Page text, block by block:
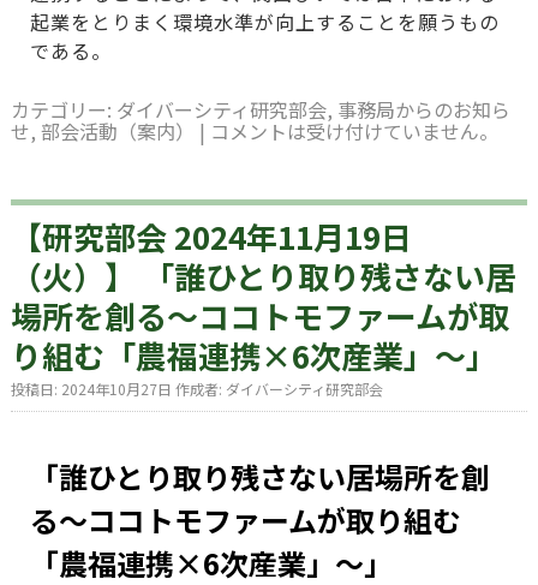
起業をとりまく環境水準が向上することを願うもの
である。
カテゴリー: ダイバーシティ研究部会, 事務局からのお知ら
せ, 部会活動（案内） | コメントは受け付けていません。
【研究部会 2024年11月19日
（火）】 「誰ひとり取り残さない居
場所を創る～ココトモファームが取
り組む「農福連携×6次産業」～」
投稿日: 2024年10月27日 作成者: ダイバーシティ研究部会
「誰ひとり取り残さない居場所を創
る～ココトモファームが取り組む
「農福連携×6次産業」～」